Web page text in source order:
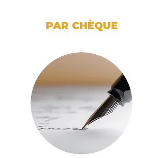
PAR CHÈQUE